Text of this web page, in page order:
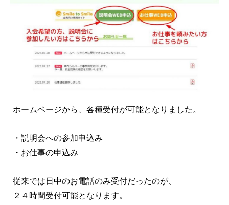
ホームページから、各種受付が可能となりました。
・説明会への参加申込み
・お仕事の申込み
従来では日中のお電話のみ受付だったのが、
２４時間受付可能となります。